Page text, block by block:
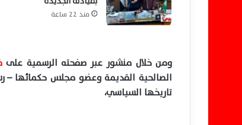
منذ 22 ساعة
ومن خلال منشور عبر صفحته الرسمية على
الصالحية القديمة وعضو مجلس حكمائها –
تاريخها السياسي،